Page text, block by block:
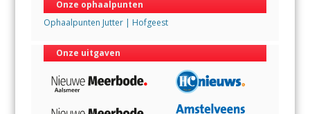
Onze ophaalpunten
Ophaalpunten Jutter | Hofgeest
Onze uitgaven